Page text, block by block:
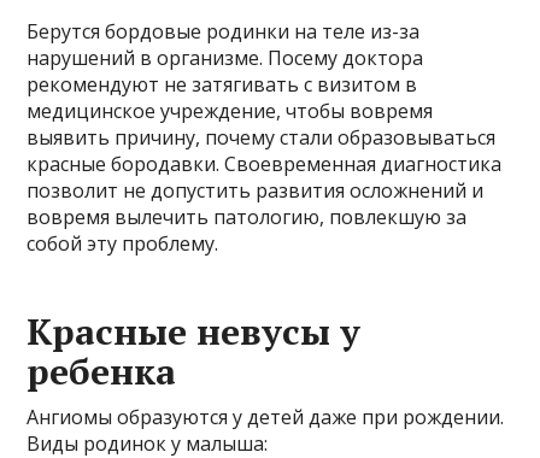
Берутся бордовые родинки на теле из-за
нарушений в организме. Посему доктора
рекомендуют не затягивать с визитом в
медицинское учреждение, чтобы вовремя
выявить причину, почему стали образовываться
красные бородавки. Своевременная диагностика
позволит не допустить развития осложнений и
вовремя вылечить патологию, повлекшую за
собой эту проблему.
Красные невусы у
ребенка
Ангиомы образуются у детей даже при рождении.
Виды родинок у малыша: